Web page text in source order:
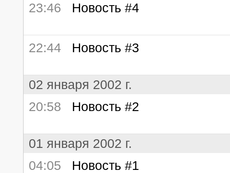
23:46 Новость #4
22:44 Новость #3
02 января 2002 г.
20:58 Новость #2
01 января 2002 г.
04:05 Новость #1